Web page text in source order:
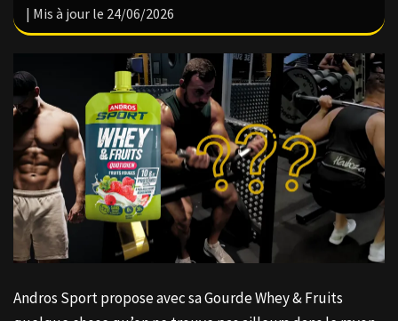
| Mis à jour le 24/06/2026
Andros Sport propose avec sa Gourde Whey & Fruits